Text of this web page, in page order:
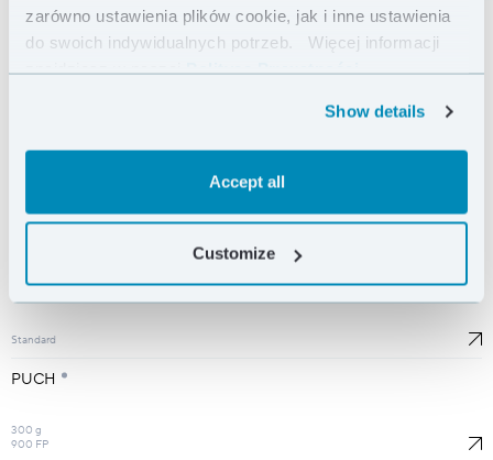
zarówno ustawienia plików cookie, jak i inne ustawienia
do swoich indywidualnych potrzeb.
Więcej informacji
znajdziesz w naszejPolityce Prywatności .
Show details
Accept all
Customize
SPERSONALIZUJ
SWÓJ ŚPIWÓR
UDOSTĘPNIJ
RESETUJ
SZEROKOŚĆ
Standard
PUCH
300 g
900 FP